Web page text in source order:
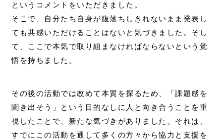
というコメントをいただきました。
そこで、自分たち自身が腹落ちしきれないまま発表し
ても共感いただけることはないと気づきました。そし
て、ここで本気で取り組まなければならないという覚
悟を持ちました。
その後の活動では改めて本質を探るため、「課題感を
聞き出そう」という目的なしに人と向き合うことを重
視したことで、新たな気づきがありました。それは、
すでにこの活動を通して多くの方々から協力と支援を